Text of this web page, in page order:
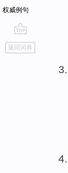
权威例句
go
top
返回词典